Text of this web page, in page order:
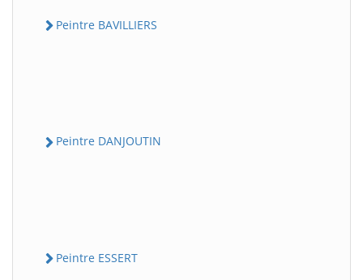
Peintre BAVILLIERS
Peintre DANJOUTIN
Peintre ESSERT